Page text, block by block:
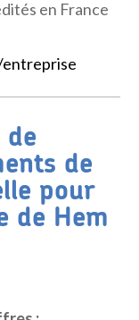
en France
de
de
pour
de Hem